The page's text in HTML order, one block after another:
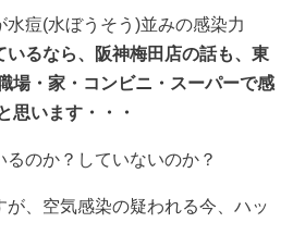
水痘(水ぼうそう)並みの感染力
いるなら、阪神梅田店の話も、東
場・家・コンビニ・スーパーで感
思います・・・
のか？していないのか？
、空気感染の疑われる今、ハッ